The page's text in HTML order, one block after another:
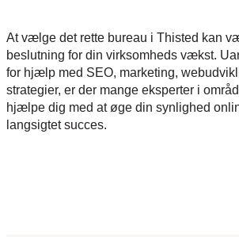
At vælge det rette bureau i Thisted kan
beslutning for din virksomheds vækst.
for hjælp med SEO, marketing,
strategier, er der mange eksperter i
hjælpe dig med at øge din synlighed
langsigtet succes.